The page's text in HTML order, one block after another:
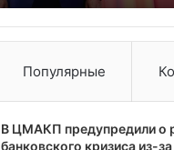
Популярные
В ЦМАКП предупредили о
банковского кризиса из-